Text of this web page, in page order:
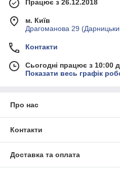
Працює з 26.12.2018
м. Київ
Драгоманова 29
Контакти
Сьогодні працює з 10:00
Показати весь графік
Про нас
Контакти
Доставка та оплата